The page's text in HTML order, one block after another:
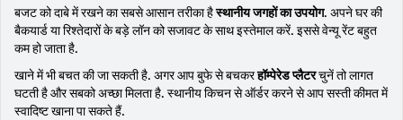
बजट को दाबे में रखने का सबसे आसान तरीका हैस्थानीय जगहों का उपयोग. अपने घर की
बैकयार्ड या रिश्तेदारों के बड़े लॉन को सजावट के साथ इस्तेमाल करें. इससे वेन्यू रेंट बहुत
कम हो जाता है.
खाने में भी बचत की जा सकती है. अगर आप बुफे से बचकरहॉम्पेरेड प्लैटरचुनें तो लागत
घटती है और सबको अच्छा मिलता है. स्थानीय किचन से ऑर्डर करने से आप सस्ती कीमत में
स्वादिष्ट खाना पा सकते हैं.